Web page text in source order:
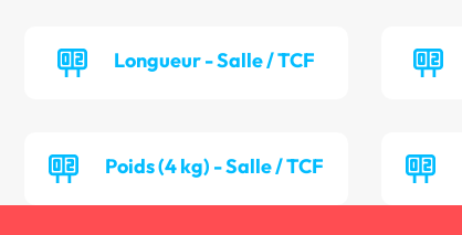
Longueur - Salle / TCF
Poids (4 kg) - Salle / TCF